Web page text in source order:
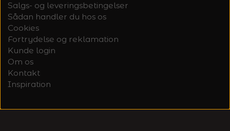
Salgs- og leveringsbetingelser
Sådan handler du hos os
Cookies
Fortrydelse og reklamation
Kunde login
Om os
Kontakt
Inspiration